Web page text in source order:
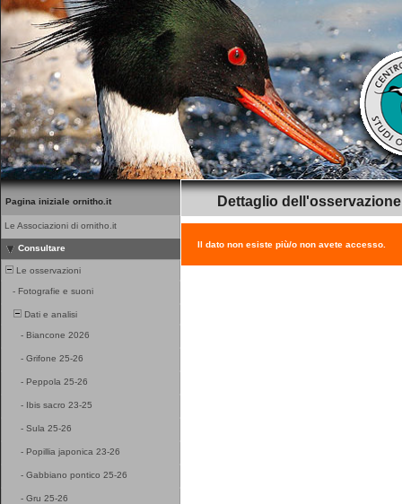
Pagina iniziale ornitho.it
Le Associazioni di ornitho.it
Consultare
Le osservazioni
- Fotografie e suoni
Dati e analisi
- Biancone 2026
- Grifone 25-26
- Peppola 25-26
- Ibis sacro 23-25
- Sula 25-26
- Popillia japonica 23-26
- Gabbiano pontico 25-26
- Gru 25-26
Dettaglio dell'osservazione
Il dato non esiste più/o non avete accesso.